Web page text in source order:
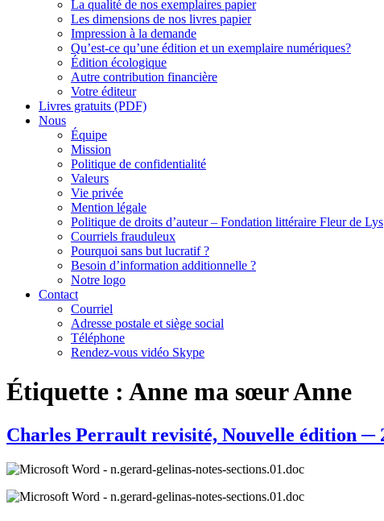
La qualité de nos exemplaires papier
Les dimensions de nos livres papier
Impression à la demande
Qu’est-ce qu’une édition et un exemplaire numériques?
Édition écologique
Autre contribution financière
Votre éditeur
Livres gratuits (PDF)
Nous
Équipe
Mission
Politique de confidentialité
Valeurs
Vie privée
Mention légale
Politique de droits d’auteur – Fondation littéraire Fleur de Lys
Courriels frauduleux
Pourquoi sans but lucratif ?
Besoin d’information additionnelle ?
Notre logo
Contact
Courriel
Adresse postale et siège social
Téléphone
Rendez-vous vidéo Skype
Étiquette : Anne ma sœur Anne
Charles Perrault revisité, Nouvelle édition